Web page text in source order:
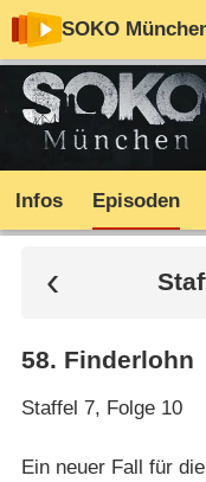
SOKO
Infos Episoden
58. Finderlohn
Staffel 7, Folge 10
Ein neuer Fall für